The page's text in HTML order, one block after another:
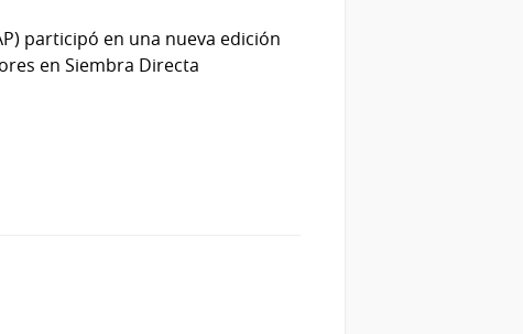
participó en una nueva edición
en Siembra Directa